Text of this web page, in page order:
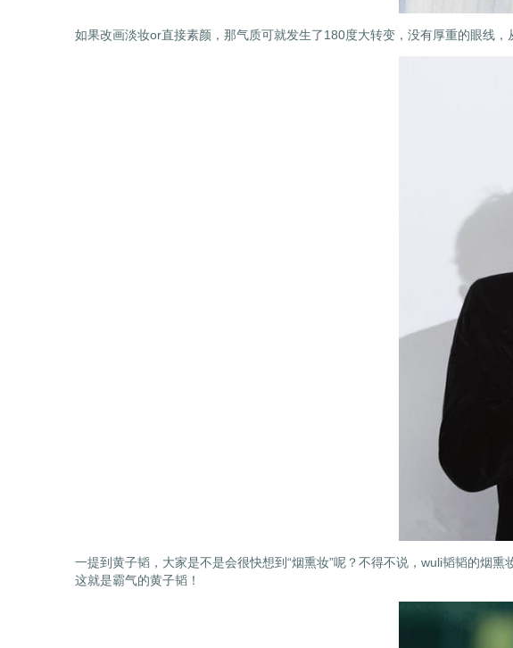
如果改画淡妆or直接素颜，那气质可就发生了180度大转变，没有厚重的眼线
一提到黄子韬，大家是不是会很快想到“烟熏妆”呢？不得不说，wuli韬韬的烟
这就是霸气的黄子韬！